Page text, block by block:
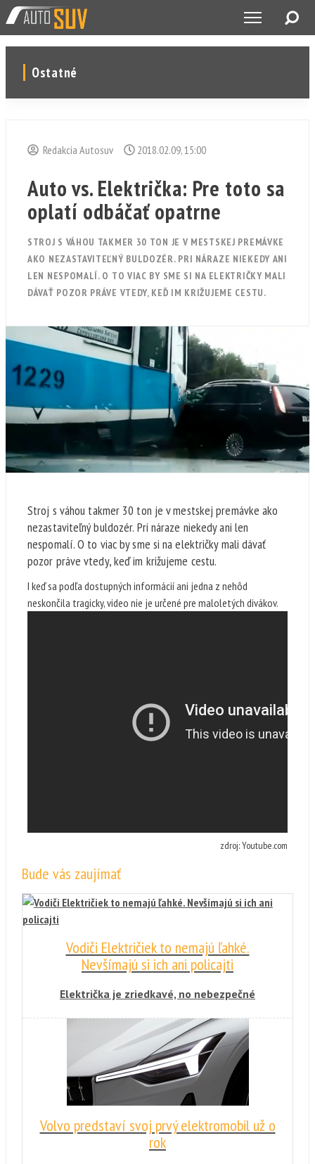
Ostatné
Redakcia Autosuv 2018.02.09, 15:00
Auto vs. Električka: Pre toto sa
oplatí odbáčať opatrne
STROJ S VÁHOU TAKMER 30 TON JE V MESTSKEJ PREMÁVKE
AKO NEZASTAVITEĽNÝ BULDOZÉR. PRI NÁRAZE NIEKEDY ANI
LEN NESPOMALÍ. O TO VIAC BY SME SI NA ELEKTRIČKY MALI
DÁVAŤ POZOR PRÁVE VTEDY, KEĎ IM KRIŽUJEME CESTU.
Stroj s váhou takmer 30 ton je v mestskej premávke ako
nezastaviteľný buldozér. Pri náraze niekedy ani len
nespomalí. O to viac by sme si na električky mali dávať
pozor práve vtedy, keď im križujeme cestu.
I keď sa podľa dostupných informácií ani jedna z nehôd
neskončila tragicky, video nie je určené pre maloletých divákov.
zdroj: Youtube.com
Bude vás zaujímať
Vodiči Električiek to nemajú ľahké.
Nevšímajú si ich ani policajti
Električka je zriedkavé, no nebezpečné
nerobí nik. Autá, chodci, ba aj policajti ich
ľahko prehliadnu. Kým nepríde k nehode.
Volvo predstaví svoj prvý elektromobil už o
rok